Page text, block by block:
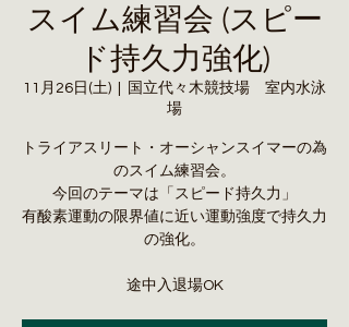
スイム練習会 (スピー
ド持久力強化)
11月26日(土)
国立代々木競技場 室内水泳
場
トライアスリート・オーシャンスイマーの為
のスイム練習会。
今回のテーマは「スピード持久力」
有酸素運動の限界値に近い運動強度で持久力
の強化。
途中入退場OK